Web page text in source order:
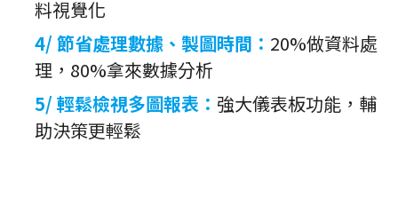
料視覺化
4/ 節省處理數據、製圖時間： 20%做資料處
理，80%拿來數據分析
5/ 輕鬆檢視多圖報表： 強大儀表板功能，輔
助決策更輕鬆